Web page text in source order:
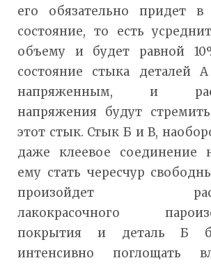
его обязательно придет в
состояние, то есть
объему и будет равной
состояние стыка деталей
напряженным, и
напряжения будут
этот стык. Стык Б и В,
даже клеевое соединение
ему стать чересчур
произойдет
лакокрасочного
покрытия и деталь Б
интенсивно поглощать